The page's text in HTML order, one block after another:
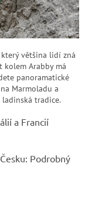
většina lidí zná
kolem Arabby má
panoramatické
Marmoladu a
ladinská tradice.
a Francií
Podrobný